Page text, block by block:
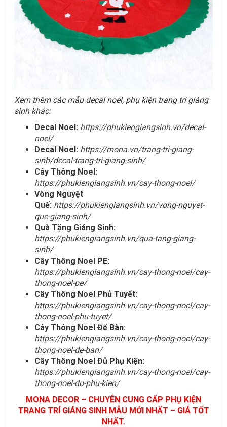
Xem thêm các mẫu decal noel, phụ kiện trang trí giáng
sinh khác:
Decal Noel: https://phukiengiangsinh.vn/decal-
noel/
Decal Noel: https://mona.vn/trang-tri-giang-
sinh/decal-trang-tri-giang-sinh/
Cây Thông Noel:
https://phukiengiangsinh.vn/cay-thong-noel/
Vòng Nguyệt
Quế: https://phukiengiangsinh.vn/vong-nguyet-
que-giang-sinh/
Quà Tặng Giáng Sinh:
https://phukiengiangsinh.vn/qua-tang-giang-
sinh/
Cây Thông Noel PE:
https://phukiengiangsinh.vn/cay-thong-noel/cay-
thong-noel-pe/
Cây Thông Noel Phủ Tuyết:
https://phukiengiangsinh.vn/cay-thong-noel/cay-
thong-noel-phu-tuyet/
Cây Thông Noel Để Bàn:
https://phukiengiangsinh.vn/cay-thong-noel/cay-
thong-noel-de-ban/
Cây Thông Noel Đủ Phụ Kiện:
https://phukiengiangsinh.vn/cay-thong-noel/cay-
thong-noel-du-phu-kien/
MONA DECOR – CHUYÊN CUNG CẤP PHỤ KIỆN
TRANG TRÍ GIÁNG SINH MẪU MỚI NHẤT – GIÁ TỐT
NHẤT.